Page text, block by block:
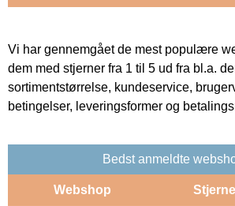
Vi har gennemgået de mest populære
dem med stjerner fra 1 til 5 ud fra bl.a.
sortimentstørrelse, kundeservice,
betingelser, leveringsformer og
Bedst anmeldte
Webshop